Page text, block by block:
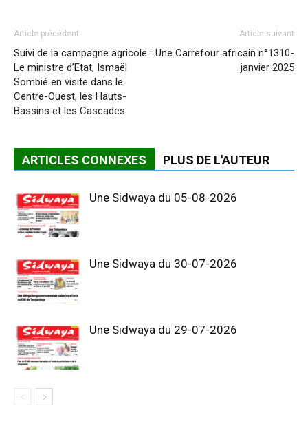
Article précédent
Suivi de la campagne agricole :
Le ministre d’Etat, Ismaël
Sombié en visite dans le
Centre-Ouest, les Hauts-
Bassins et les Cascades
Article suivant
Une Carrefour africain n°1310-
janvier 2025
ARTICLES CONNEXES PLUS DE L'AUTEUR
Une Sidwaya du 05-08-2026
Une Sidwaya du 30-07-2026
Une Sidwaya du 29-07-2026